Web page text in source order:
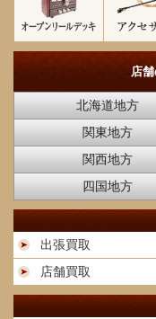
店
北海道地方
関東地方
関西地方
四国地方
出張買取
店舗買取